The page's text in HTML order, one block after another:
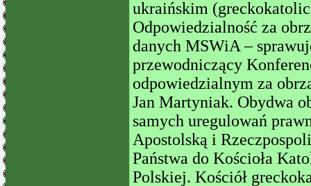
ukraińskim
Odpowiedzialność za
danych MSWiA –
przewodniczący
odpowiedzialnym za
Jan Martyniak. Obydwa
samych uregulowań
Apostolską i
Państwa do Kościoła
Polskiej. Kościół